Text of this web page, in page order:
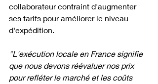
collaborateur contraint d'augmenter
ses tarifs pour améliorer le niveau
d'expédition.
"L'exécution locale en France signifie
que nous devons réévaluer nos prix
pour refléter le marché et les coûts